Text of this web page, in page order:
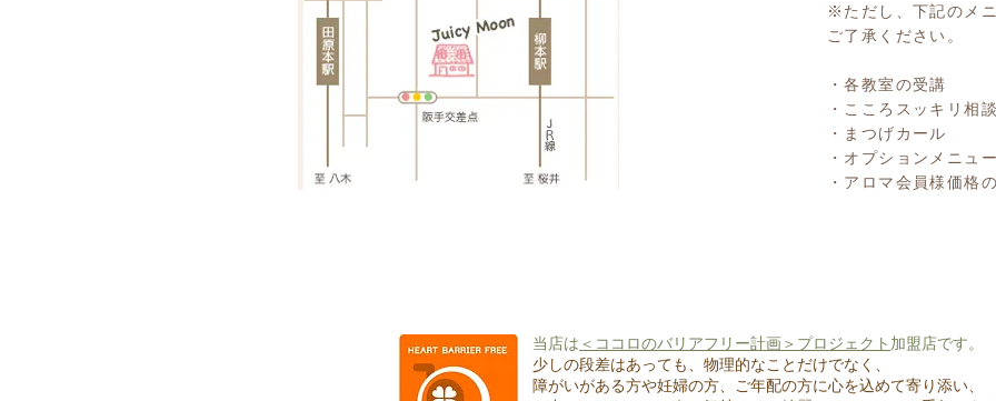
※ただし、下記のメ
ご了承ください。
・各教室の受講
・こころスッキリ相
・まつげカール
・オプションメニュー
・アロマ会員様価格
当店は ＜ココロのバリアフリー計画＞プロジェクト 加盟店です。
少しの段差はあっても、物理的なことだけでなく、
障がいがある方や妊婦の方、ご年配の方に心を込めて寄り添い、